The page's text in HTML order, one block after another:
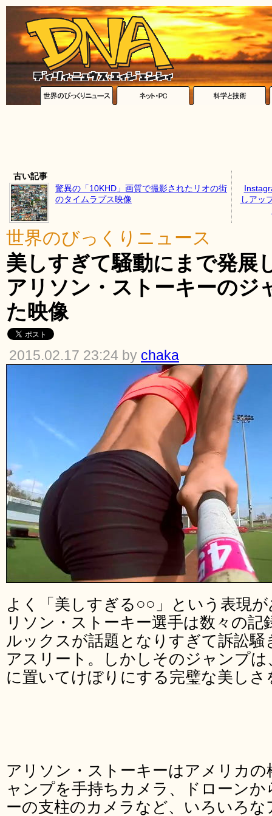
古い記事
驚異の「10KHD」画質で撮影されたリオの街
のタイムラプス映像
しアッ
世界のびっくりニュース
美しすぎて騒動にまで発展
アリソン・ストーキーのジ
た映像
2015.02.17 23:24 by chaka
よく「美しすぎる○○」という表現
リソン・ストーキー選手は数々の
ルックスが話題となりすぎて訴訟
アスリート。しかしそのジャンプ
に置いてけぼりにする完璧な美し
アリソン・ストーキーはアメリカ
ャンプを手持ちカメラ、ドローン
ーの支柱のカメラなど、いろいろ